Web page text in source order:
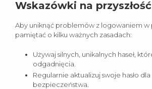
Wskazówki na przyszłość
Aby uniknąć problemów z logowaniem w
pamiętać o kilku ważnych zasadach:
Używaj silnych, unikalnych haseł,
odgadnięcia.
Regularnie aktualizuj swoje hasło
bezpieczeństwa.